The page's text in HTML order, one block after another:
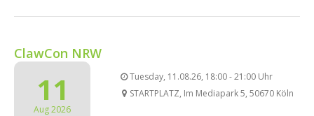
ClawCon NRW
11
Aug 2026
Tuesday, 11.08.26, 18:00 - 21:00 Uhr
STARTPLATZ, Im Mediapark 5, 50670 Köln